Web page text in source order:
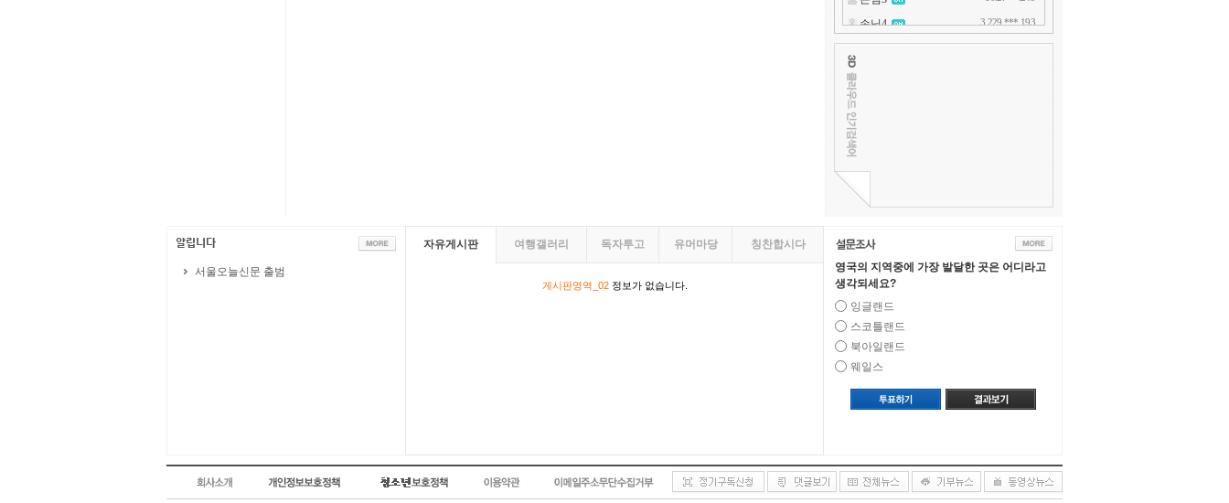
서울오늘신문 출범
자유게시판 여행갤러리 독자투고 유머마당 칭찬합시다
게시판영역_02정보가 없습니다.
영국의 지역중에 가장 발달한 곳은 어디라고
생각되세요?
잉글랜드
스코틀랜드
북아일랜드
웨일스